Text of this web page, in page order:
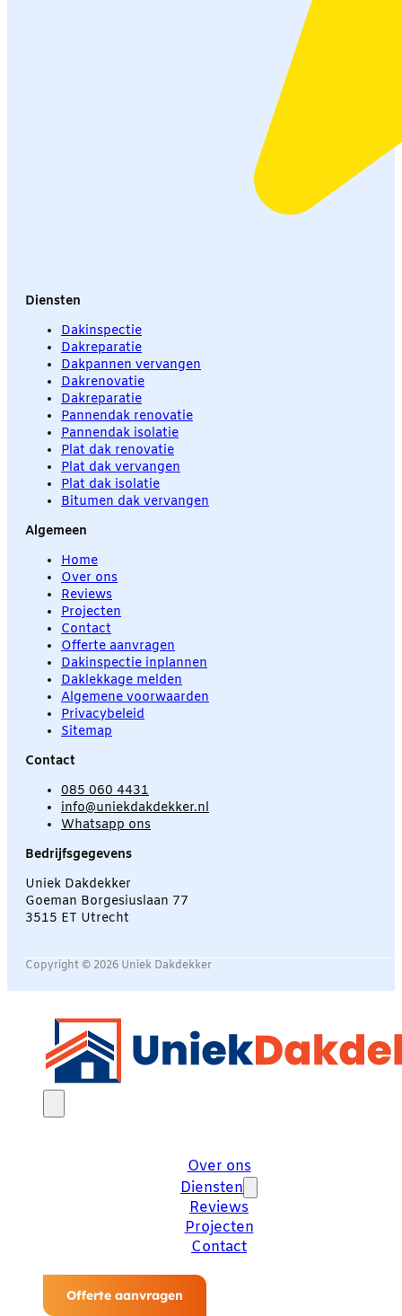
Diensten
Dakinspectie
Dakreparatie
Dakpannen vervangen
Dakrenovatie
Dakreparatie
Pannendak renovatie
Pannendak isolatie
Plat dak renovatie
Plat dak vervangen
Plat dak isolatie
Bitumen dak vervangen
Algemeen
Home
Over ons
Reviews
Projecten
Contact
Offerte aanvragen
Dakinspectie inplannen
Daklekkage melden
Algemene voorwaarden
Privacybeleid
Sitemap
Contact
085 060 4431
info@uniekdakdekker.nl
Whatsapp ons
Bedrijfsgegevens
Uniek Dakdekker
Goeman Borgesiuslaan 77
3515 ET Utrecht
Copyright © 2026 Uniek Dakdekker
Over ons
Diensten
Reviews
Projecten
Contact
Offerte aanvragen